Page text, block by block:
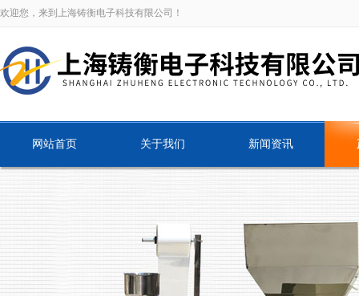
欢迎您，来到上海铸衡电子科技有限公司！
网站首页 关于我们 新闻资讯